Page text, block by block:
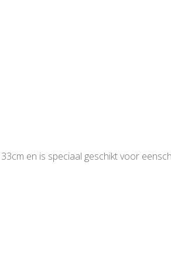
en is speciaal geschikt voor